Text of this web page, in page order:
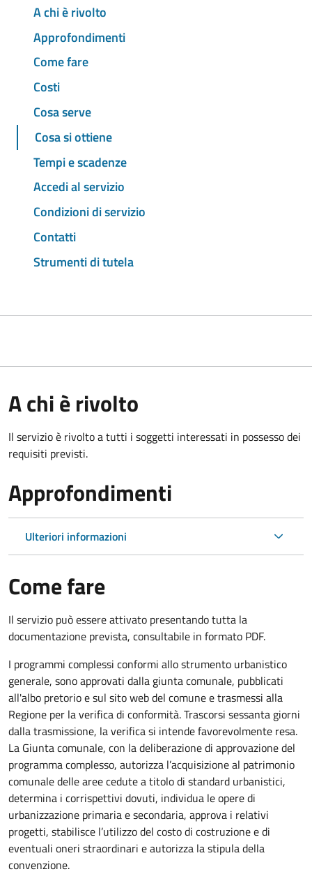
A chi è rivolto
Approfondimenti
Come fare
Costi
Cosa serve
Cosa si ottiene
Tempi e scadenze
Accedi al servizio
Condizioni di servizio
Contatti
Strumenti di tutela
A chi è rivolto
Il servizio è rivolto a tutti i soggetti interessati in possesso dei
requisiti previsti.
Approfondimenti
Ulteriori informazioni
Come fare
Il servizio può essere attivato presentando tutta la
documentazione prevista, consultabile in formato PDF.
I programmi complessi conformi allo strumento urbanistico
generale, sono approvati dalla giunta comunale, pubblicati
all'albo pretorio e sul sito web del comune e trasmessi alla
Regione per la verifica di conformità. Trascorsi sessanta giorni
dalla trasmissione, la verifica si intende favorevolmente resa.
La Giunta comunale, con la deliberazione di approvazione del
programma complesso, autorizza l’acquisizione al patrimonio
comunale delle aree cedute a titolo di standard urbanistici,
determina i corrispettivi dovuti, individua le opere di
urbanizzazione primaria e secondaria, approva i relativi
progetti, stabilisce l’utilizzo del costo di costruzione e di
eventuali oneri straordinari e autorizza la stipula della
convenzione.